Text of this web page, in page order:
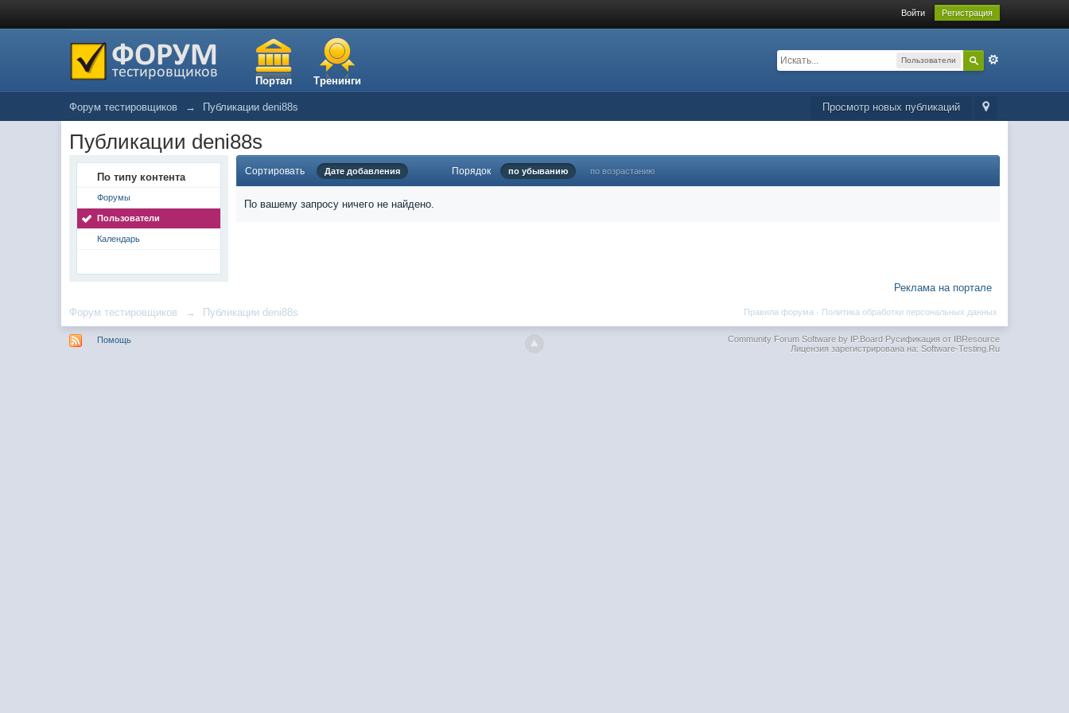
Войти Регистрация
Портал Тренинги
Пользователи
Просмотр новых публикаций
Форум тестировщиков → Публикации deni88s
Публикации deni88s
По типу контента
Форумы
Пользователи
Календарь
Сортировать Дате добавления Порядок по убыванию по возрастанию
По вашему запросу ничего не найдено.
Реклама на портале
Форум тестировщиков → Публикации deni88s Политика обработки персональных данных
Правила форума ·
Помощь Community Forum Software by IP.BoardРусификация от IBResource
Лицензия зарегистрирована на: Software-Testing.Ru